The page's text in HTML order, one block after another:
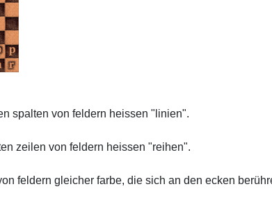
spalten von feldern heissen "linien".
zeilen von feldern heissen "reihen".
feldern gleicher farbe, die sich an den ecken